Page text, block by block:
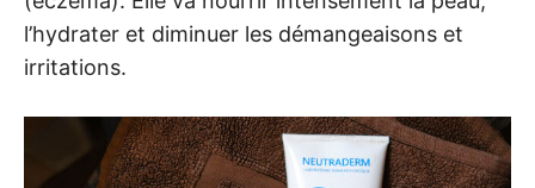
l’hydrater et diminuer les démangeaisons et
irritations.